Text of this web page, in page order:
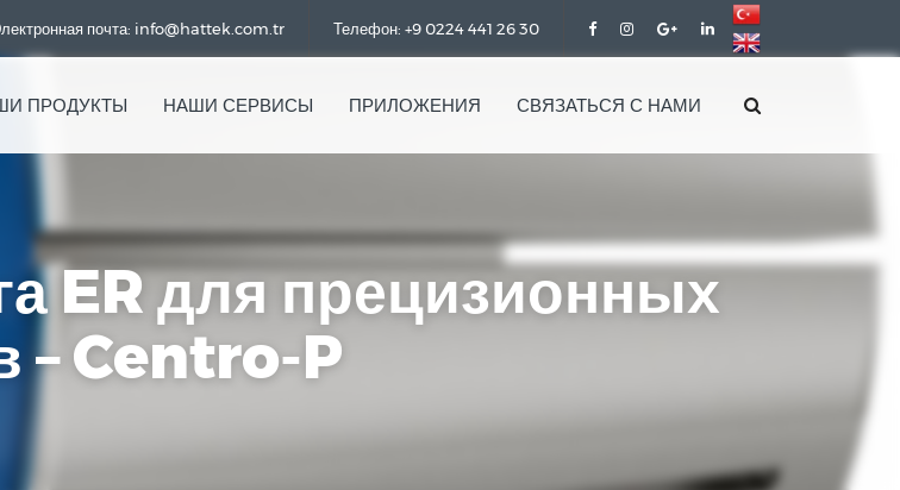
почта: info@hattek.com.tr Телефон: +9 0224 441 26 30
ER для прецизионных
– Centro-P
ПРОДУКТЫ НАШИ СЕРВИСЫ ПРИЛОЖЕНИЯ СВЯЗАТЬСЯ С НАМИ